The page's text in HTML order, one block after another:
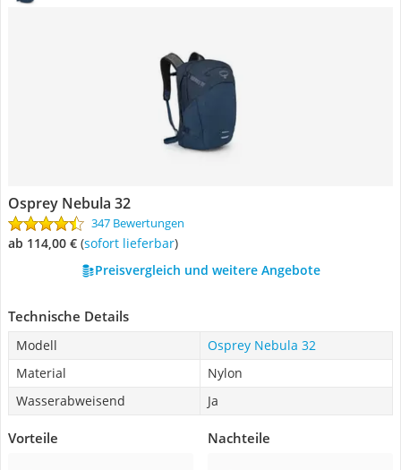
Osprey Nebula 32
347 Bewertungen
ab 114,00 € ( Sofort lieferbar)
Preisvergleich und weitere Angebote
Technische Details
Modell
Osprey Nebula 32
Material
Nylon
Wasserabweisend
Ja
Vorteile Nachteile